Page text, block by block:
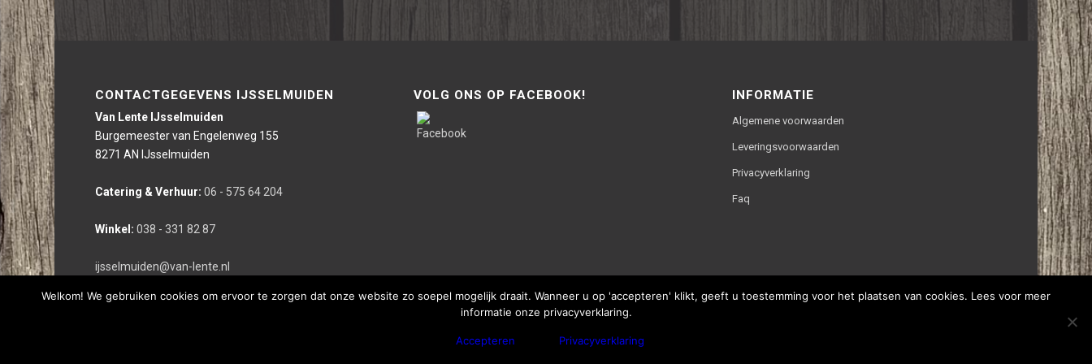
CONTACTGEGEVENS IJSSELMUIDEN
Van Lente IJsselmuiden
Burgemeester van Engelenweg 155
8271 AN IJsselmuiden
Catering & Verhuur: 06 - 575 64 204
Winkel: 038 - 331 82 87
ijsselmuiden@van-lente.nl
VOLG ONS OP FACEBOOK! INFORMATIE
Algemene voorwaarden
Leveringsvoorwaarden
Privacyverklaring
Faq
Deze website is gerealiseerd door bco reclameburo i.s.m. WebThisSign | © Copyright - Van Lente
Welkom! We gebruiken cookies om ervoor te zorgen dat onze website zo soepel mogelijk draait. Wanneer u op 'accepteren' klikt, geeft u toestemming voor het plaatsen van cookies. Lees voor meer
informatie onze privacyverklaring.
Accepteren Privacyverklaring